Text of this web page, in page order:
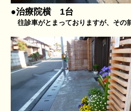
●治療院横 1台
往診車がとまっておりますが、その